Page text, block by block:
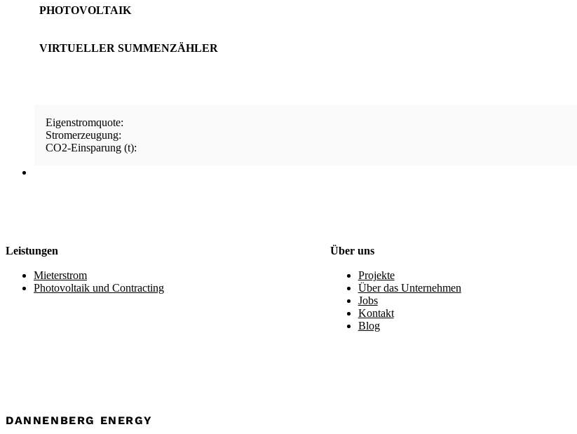
PHOTOVOLTAIK
VIRTUELLER SUMMENZÄHLER
Eigenstromquote:
Stromerzeugung:
CO2-Einsparung (t):
Leistungen
Mieterstrom
Photovoltaik und Contracting
Über uns
Projekte
Über das Unternehmen
Jobs
Kontakt
Blog
DANNENBERG ENERGY